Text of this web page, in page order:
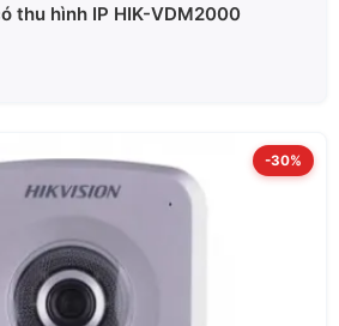
thu hình IP HIK-VDM2000
-30%